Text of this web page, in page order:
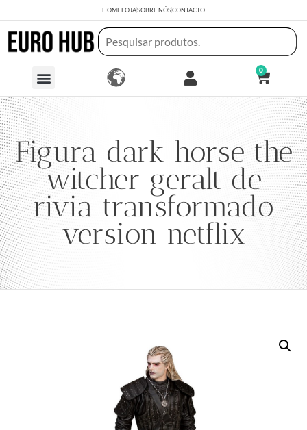
HOMELOJASOBRE NÓSCONTACTO
0
Figura dark horse the
witcher geralt de
rivia transformado
version netflix